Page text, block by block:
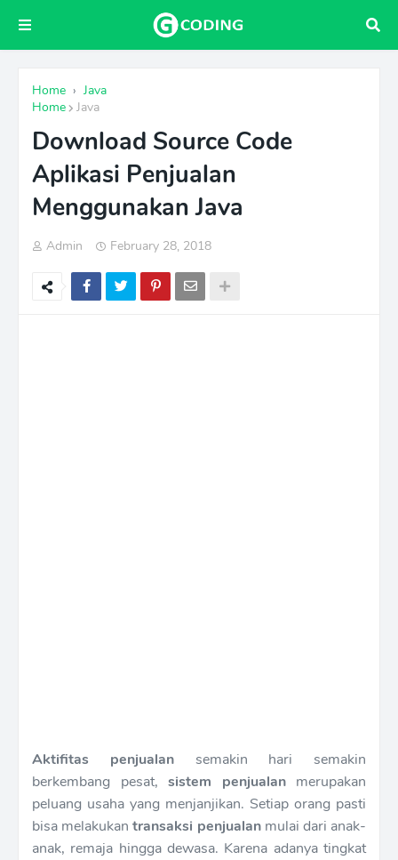
Home › Java
Home
Java
Download Source Code
Aplikasi Penjualan
Menggunakan Java
Admin February 28, 2018
Aktifitas penjualan semakin hari semakin
berkembang pesat, sistem penjualan merupakan
peluang usaha yang menjanjikan. Setiap orang pasti
bisa melakukantransaksi penjualan mulai dari anak-
anak, remaja hingga dewasa. Karena adanya tingkat